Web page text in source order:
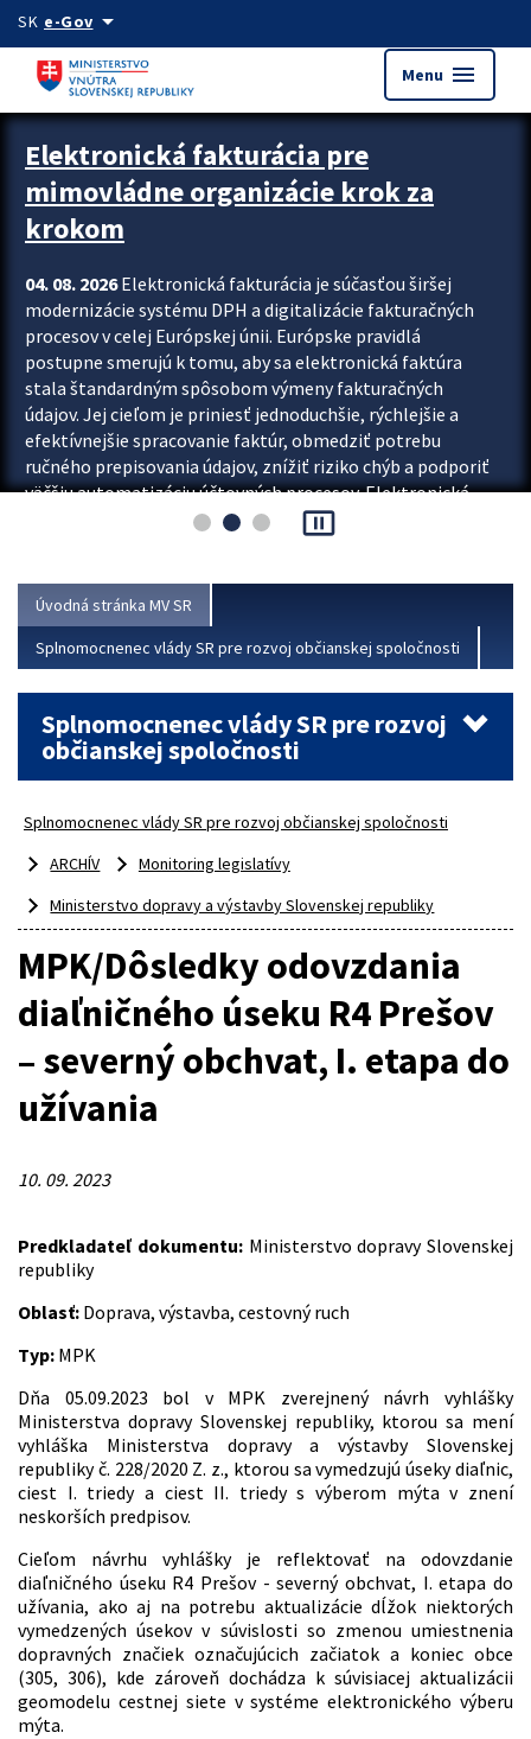
Preskocit na hlavný obsah
SK e-Govarrow_drop_down
Menu menu
Zastavit automatický posun upútavok
Elektronická fakturácia pre
mimovládne organizácie krok za
krokom
04. 08. 2026Elektronická fakturácia je súčasťou širšej
modernizácie systému DPH a digitalizácie fakturačných
procesov v celej Európskej únii. Európske pravidlá
postupne smerujú k tomu, aby sa elektronická faktúra
stala štandardným spôsobom výmeny fakturačných
údajov. Jej cieľom je priniesť jednoduchšie, rýchlejšie a
efektívnejšie spracovanie faktúr, obmedziť potrebu
ručného prepisovania údajov, znížiť riziko chýb a podporiť
väčšiu automatizáciu účtovných procesov. Elektronická
fakturácia preto nepredstavuje...
pause_presentation
Úvodná stránka MV SR
Splnomocnenec vlády SR pre rozvoj občianskej spoločnosti
Splnomocnenec vlády SR pre rozvoj
občianskej spoločnosti
Splnomocnenec vlády SR pre rozvoj občianskej spoločnosti
ARCHÍV
Monitoring legislatívy
Ministerstvo dopravy a výstavby Slovenskej republiky
MPK/Dôsledky odovzdania
diaľničného úseku R4 Prešov
– severný obchvat, I. etapa do
užívania
10. 09. 2023
Predkladateľ dokumentu: Ministerstvo dopravy Slovenskej
republiky
Oblasť: Doprava, výstavba, cestovný ruch
Typ: MPK
Dňa 05.09.2023 bol v MPK zverejnený návrh vyhlášky
Ministerstva dopravy Slovenskej republiky, ktorou sa mení
vyhláška Ministerstva dopravy a výstavby Slovenskej
republiky č. 228/2020 Z. z., ktorou sa vymedzujú úseky diaľnic,
ciest I. triedy a ciest II. triedy s výberom mýta v znení
neskorších predpisov.
Cieľom návrhu vyhlášky je reflektovať na odovzdanie
diaľničného úseku R4 Prešov - severný obchvat, I. etapa do
užívania, ako aj na potrebu aktualizácie dĺžok niektorých
vymedzených úsekov v súvislosti so zmenou umiestnenia
dopravných značiek označujúcich začiatok a koniec obce
(305, 306), kde zároveň dochádza k súvisiacej aktualizácii
geomodelu cestnej siete v systéme elektronického výberu
mýta.